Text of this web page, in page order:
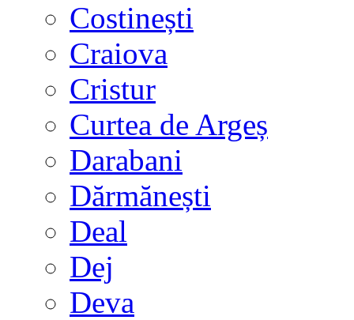
Costinești
Craiova
Cristur
Curtea de Argeș
Darabani
Dărmănești
Deal
Dej
Deva